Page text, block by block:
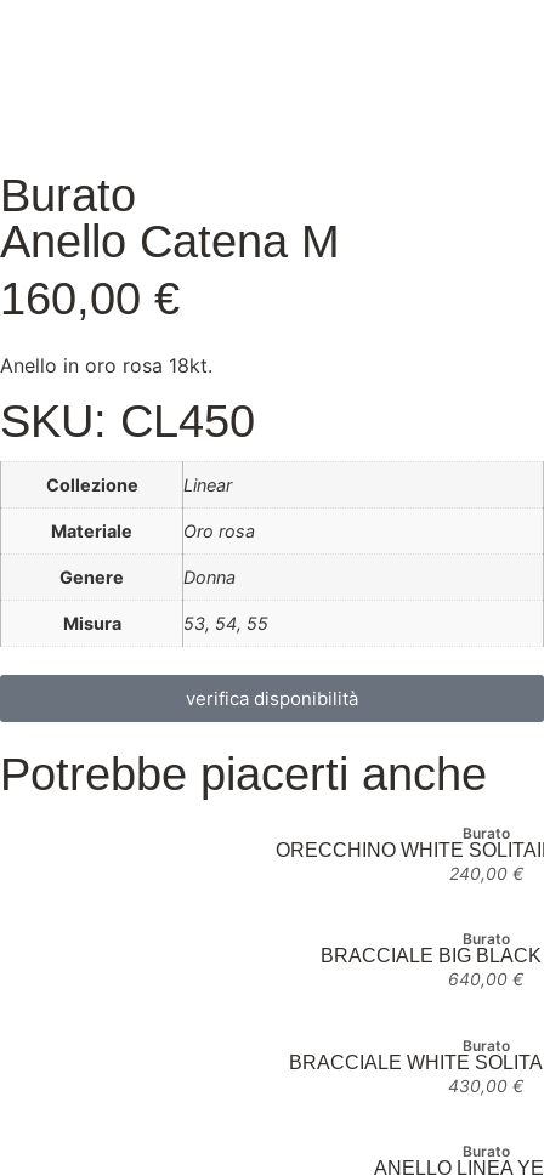
Burato
Anello Catena M
160,00 €
Anello in oro rosa 18kt.
SKU: CL450
Collezione Linear
Materiale Oro rosa
Genere Donna
Misura 53, 54, 55
verifica disponibilità
Potrebbe piacerti anche
Burato
ORECCHINO WHITE
240,00 €
Burato
BRACCIALE BIG
640,00 €
Burato
BRACCIALE WHITE
430,00 €
Burato
ANELLO LINEA